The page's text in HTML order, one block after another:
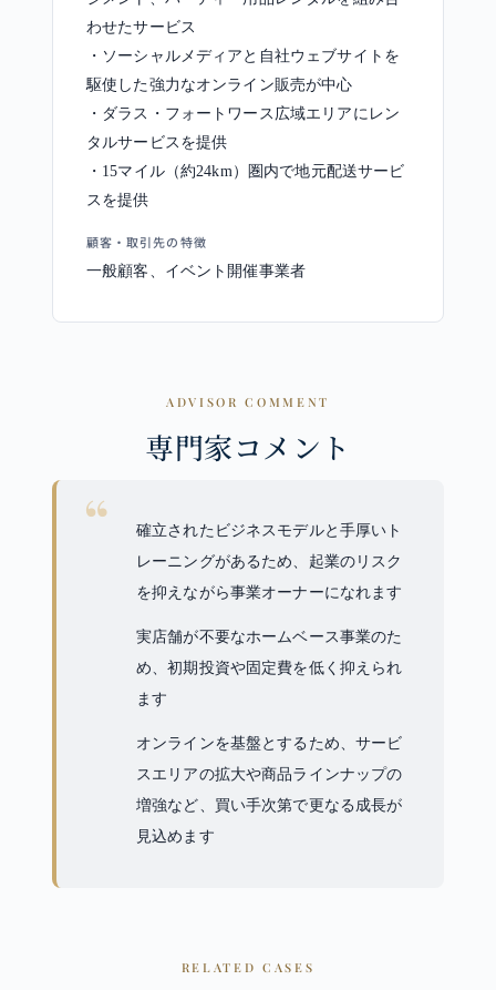
わせたサービス
・ソーシャルメディアと自社ウェブサイトを
駆使した強力なオンライン販売が中心
・ダラス・フォートワース広域エリアにレン
タルサービスを提供
・15マイル（約24km）圏内で地元配送サービ
スを提供
顧客・取引先の特徴
一般顧客、イベント開催事業者
ADVISOR COMMENT
専門家コメント
確立されたビジネスモデルと手厚いト
レーニングがあるため、起業のリスク
を抑えながら事業オーナーになれます
実店舗が不要なホームベース事業のた
め、初期投資や固定費を低く抑えられ
ます
オンラインを基盤とするため、サービ
スエリアの拡大や商品ラインナップの
増強など、買い手次第で更なる成長が
見込めます
RELATED CASES